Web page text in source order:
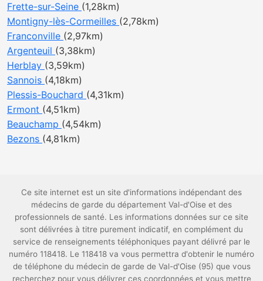
Frette-sur-Seine (1,28km)
Montigny-lès-Cormeilles (2,78km)
Franconville (2,97km)
Argenteuil (3,38km)
Herblay (3,59km)
Sannois (4,18km)
Plessis-Bouchard (4,31km)
Ermont (4,51km)
Beauchamp (4,54km)
Bezons (4,81km)
Ce site internet est un site d'informations indépendant des
médecins de garde du département Val-d'Oise et des
professionnels de santé. Les informations données sur ce site
sont délivrées à titre purement indicatif, en complément du
service de renseignements téléphoniques payant délivré par le
numéro 118418. Le 118418 va vous permettra d'obtenir le numéro
de téléphone du médecin de garde de Val-d'Oise (95) que vous
recherchez pour vous délivrer ces coordonnées et vous mettre